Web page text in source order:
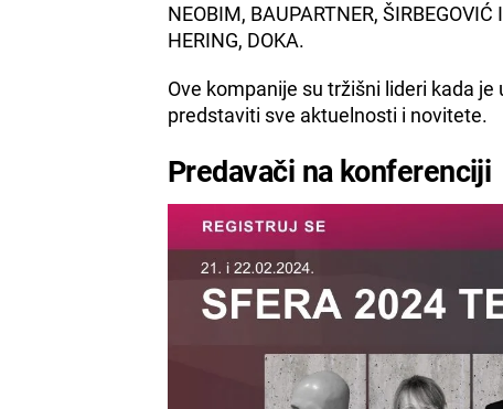
NEOBIM, BAUPARTNER,
HERING, DOKA.
Ove kompanije su tržišni lideri kada
predstaviti sve aktuelnosti i novitete.
Predavači na konferenciji